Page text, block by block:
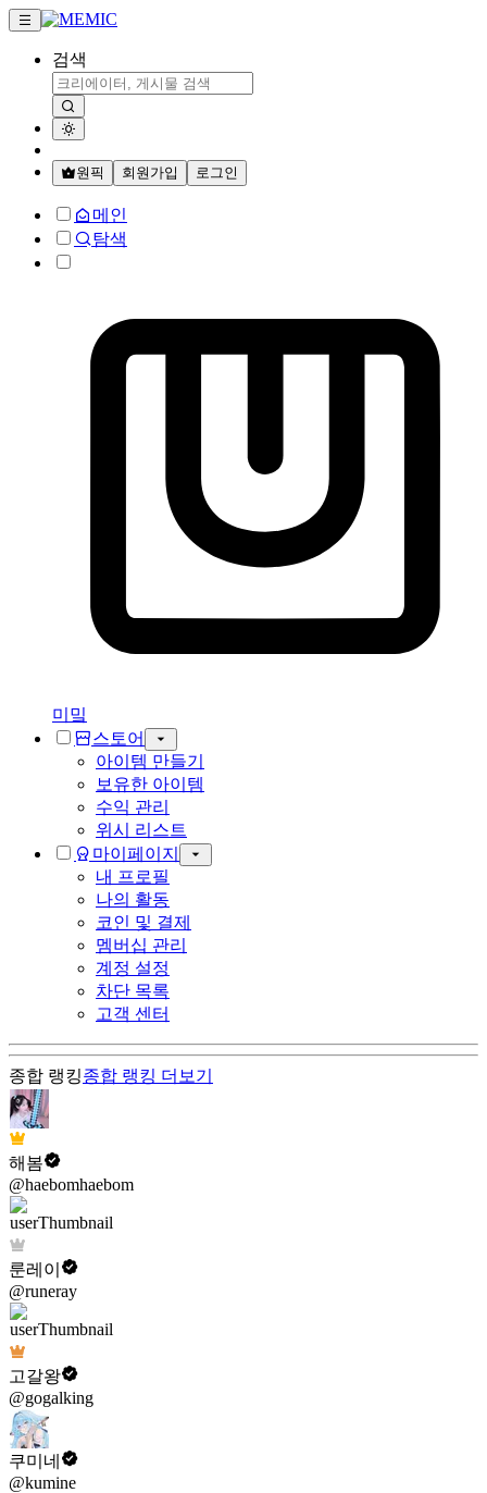
검색
원픽 회원가입 로그인
메인
탐색
미밐
스토어
아이템 만들기
보유한 아이템
수익 관리
위시 리스트
마이페이지
내 프로필
나의 활동
코인 및 결제
멤버십 관리
계정 설정
차단 목록
고객 센터
종합 랭킹종합 랭킹 더보기
해봄
@haebomhaebom
룬레이
@runeray
고갈왕
@gogalking
쿠미네
@kumine